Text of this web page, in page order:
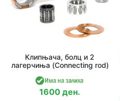
Клипњача, болц и 2
лагерчиња (Connecting rod)
1600 ден.